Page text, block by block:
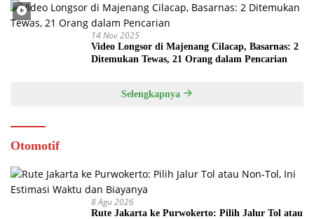
14 Nov 2025
Video Longsor di Majenang Cilacap, Basarnas: 2
Ditemukan Tewas, 21 Orang dalam Pencarian
Selengkapnya
Otomotif
8 Agu 2026
Rute Jakarta ke Purwokerto: Pilih Jalur Tol atau